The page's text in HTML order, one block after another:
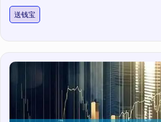
送钱宝